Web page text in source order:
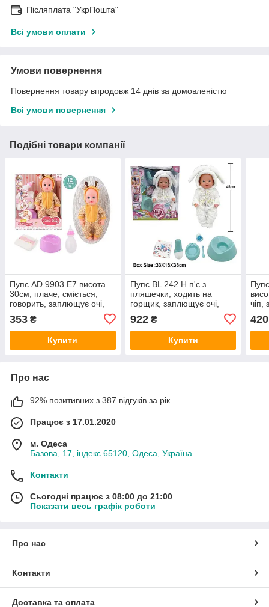
Післяплата "УкрПошта"
Всі умови оплати
Умови повернення
Повернення товару впродовж 14 днів за домовленістю
Всі умови повернення
Подібні товари компанії
Пупс AD 9903 E7 висота
30см, плаче, сміється,
говорить, заплющує очі,
горщик, підгузник,
пляшечка
353 ₴
Купити
Пупс BL 242 H п'є з
пляшечки, ходить на
горщик, заплющує очі,
аксесуари, висота 45 см
922₴
Купити
чіп,
420
Про нас
92% позитивних з 387 відгуків за рік
Працює з 17.01.2020
м. Одеса
Базова, 17, індекс 65120, Одеса, Україна
Контакти
Сьогодні працює з 08:00 до 21:00
Показати весь графік роботи
Про нас
Контакти
Доставка та оплата